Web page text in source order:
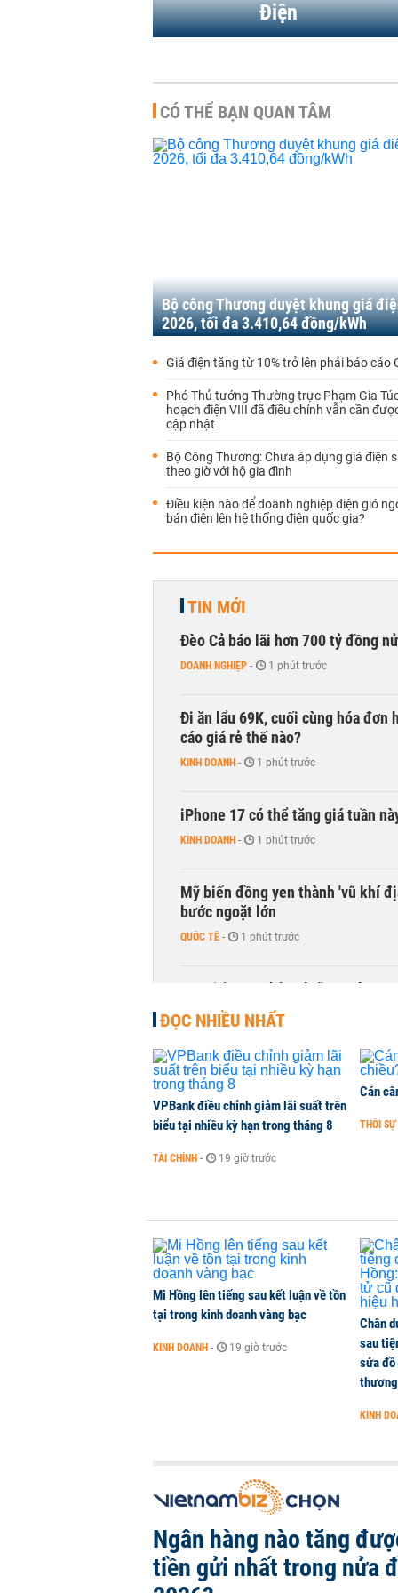
Điện
CÓ THỂ BẠN QUAN TÂM
Bộ công Thương duyệt khung giá
2026, tối đa 3.410,64 đồng/kWh
Giá điện tăng từ 10% trở lên phải báo cáo
Phó Thủ tướng Thường trực Phạm Gia
hoạch điện VIII đã điều chỉnh vẫn cần
cập nhật
Bộ Công Thương: Chưa áp dụng giá điện
theo giờ với hộ gia đình
Điều kiện nào để doanh nghiệp điện gió
bán điện lên hệ thống điện quốc gia?
TIN MỚI
Đèo Cả báo lãi hơn 700 tỷ đồng
DOANH NGHIỆP - 1 phút trước
Đi ăn lẩu 69K, cuối cùng hóa đơn
cáo giá rẻ thế nào?
KINH DOANH - 1 phút trước
iPhone 17 có thể tăng giá tuần
KINH DOANH - 1 phút trước
Mỹ biến đồng yen thành 'vũ khí
bước ngoặt lớn
QUỐC TẾ - 1 phút trước
F88 tiếp tục phân phối 50%
CHỨNG KHOÁN - 1 phút trước
ĐỌC NHIỀU NHẤT
VPBank điều chỉnh giảm lãi suất trên
biểu tại nhiều kỳ hạn trong tháng 8
TÀI CHÍNH - 19 giờ trước
Cán
THỜI SỰ
Mi Hồng lên tiếng sau kết luận về tồn
tại trong kinh doanh vàng bạc
KINH DOANH - 19 giờ trước
Chân
sau
sửa
KINH
Ngân hàng nào tăng
tiền gửi nhất trong nửa